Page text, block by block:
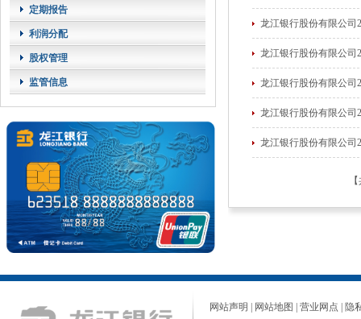
定期报告
利润分配
股权管理
监管信息
龙江银行股份有限公司
龙江银行股份有限公司
龙江银行股份有限公司
龙江银行股份有限公司
龙江银行股份有限公司
【
网站声明 | 网站地图 | 营业网点 | 隐